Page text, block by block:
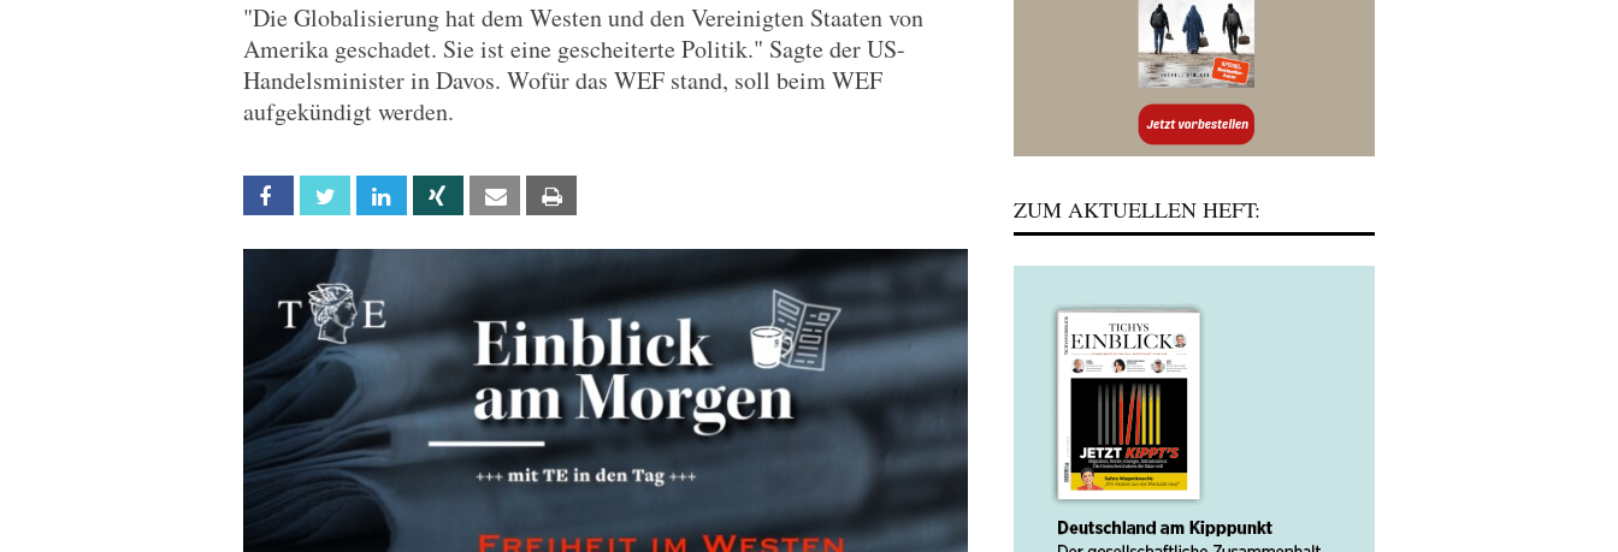
"Die Globalisierung hat dem Westen und den Vereinigten Staaten von
Amerika geschadet. Sie ist eine gescheiterte Politik." Sagte der US-
Handelsminister in Davos. Wofür das WEF stand, soll beim WEF
aufgekündigt werden.
Facebook Twitter Linkedin Xing Email ZUM AKTUELLEN HEFT: